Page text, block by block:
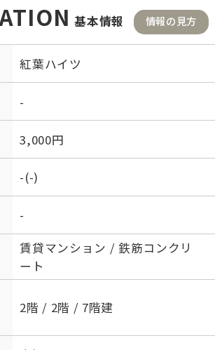
基本情報 情報の見方
紅葉ハイツ
-
3,000円
-(-)
-
賃貸マンション / 鉄筋コンクリ
ート
2階 / 2階 / 7階建